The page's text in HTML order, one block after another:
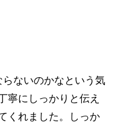
ないのかなという気
寧にしっかりと伝え
くれました。しっか